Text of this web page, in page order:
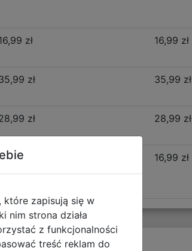
zł 16,99 zł
zł 35,99 zł
zł 28,99 zł
zł 16,99 zł
które zapisują się w
nim strona działa
z funkcjonalności
treść reklam do